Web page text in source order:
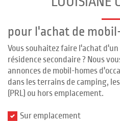
pour l'achat de
Vous souhaitez faire l'achat
résidence secondaire ? Nous
annonces de mobil-homes
dans les terrains de camping,
(PRL) ou hors emplacement.
Sur emplacement